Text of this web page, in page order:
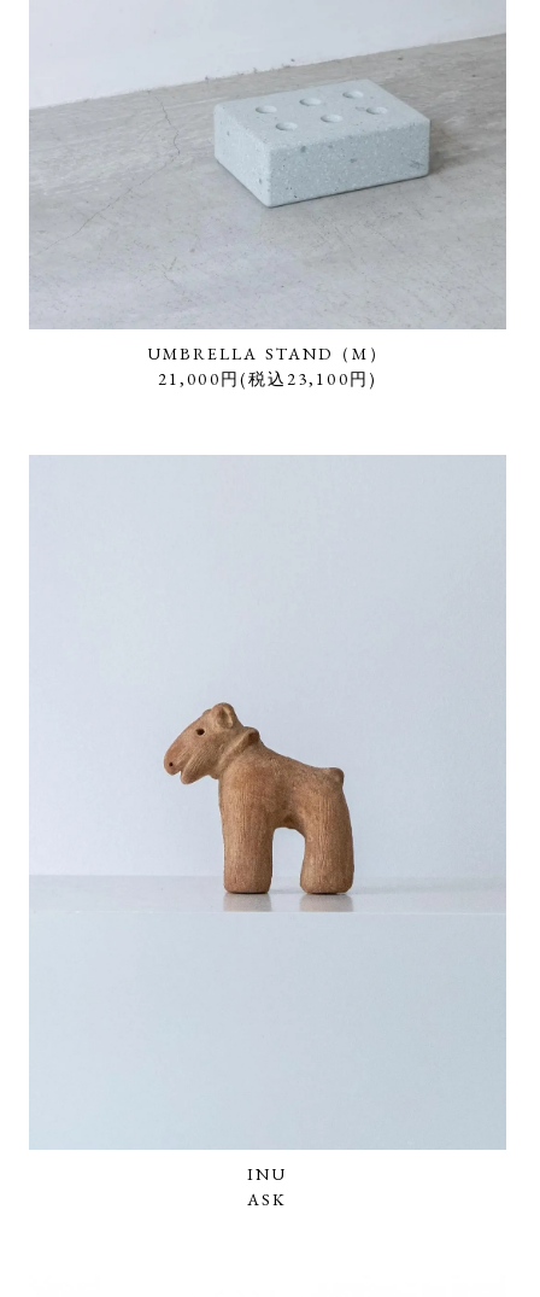
UMBRELLA STAND（M）
21,000円(税込23,100円)
INU
ASK